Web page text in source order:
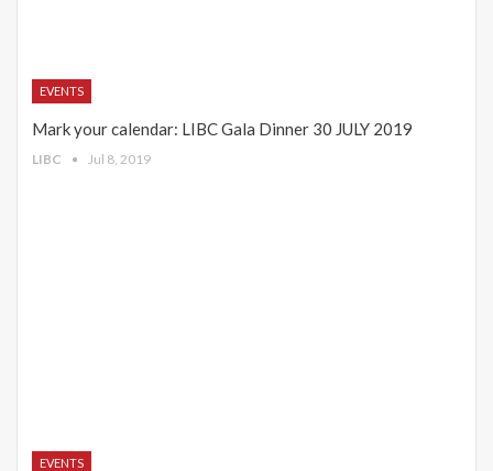
EVENTS
Mark your calendar: LIBC Gala Dinner 30 JULY 2019
LIBC Jul 8, 2019
EVENTS